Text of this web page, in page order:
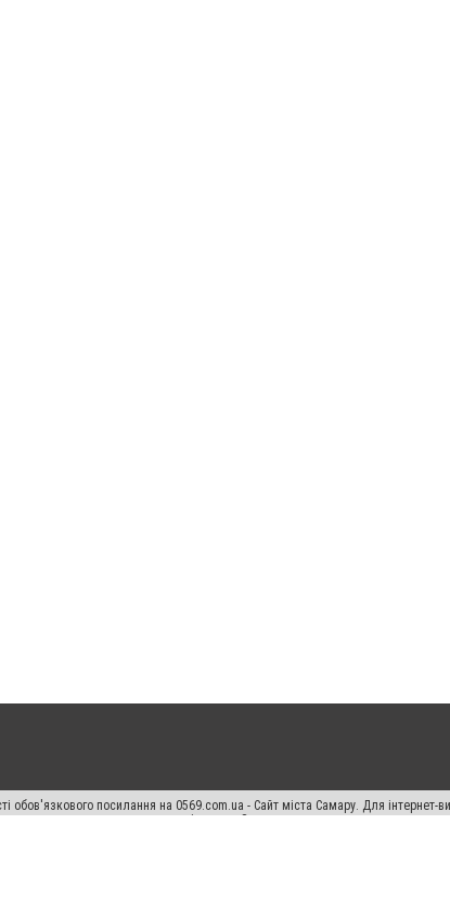
обов'язкового посилання на 0569.com.ua - Сайт міста Самару. Для інтернет-
виняткових прав переслідується Законом.